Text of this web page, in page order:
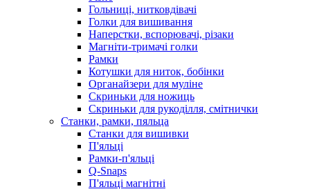
Гольниці, нитковдівачі
Голки для вишивання
Наперстки, вспорювачі, різаки
Магніти-тримачі голки
Рамки
Котушки для ниток, бобінки
Органайзери для муліне
Скриньки для ножиць
Скриньки для рукоділля, смітнички
Станки, рамки, пяльца
Станки для вишивки
П'яльці
Рамки-п'яльці
Q-Snaps
П'яльці магнітні